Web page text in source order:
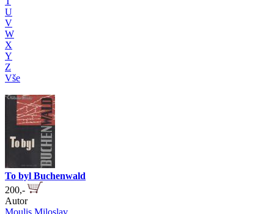
U
V
W
X
Y
Z
Vše
To byl Buchenwald
200,-
Autor